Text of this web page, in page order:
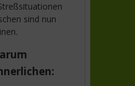
sind nun